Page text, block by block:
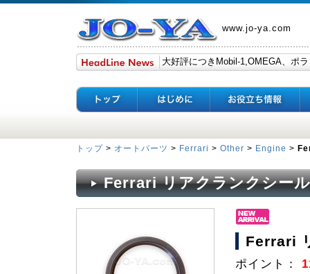
www.jo-ya.com
トップ > オートパーツ > Ferrari > Other > Engine >
Ferrari リアクランクシール
Ferrari
ポイント：